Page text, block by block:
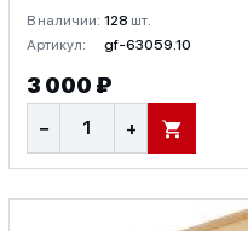
В наличии: 128 шт.
Артикул:
gf-63059.10
3 000 ₽
− + В КОРЗИНУ